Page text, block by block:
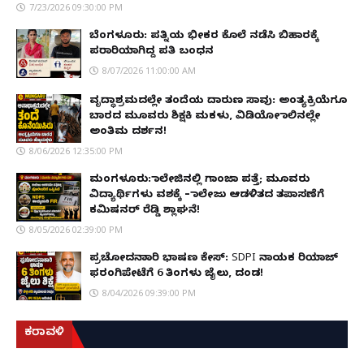
7/23/2026 09:30:00 PM
ಬೆಂಗಳೂರು: ಪತ್ನಿಯ ಭೀಕರ ಕೊಲೆ ನಡೆಸಿ ಬಿಹಾರಕ್ಕೆ
ಪರಾರಿಯಾಗಿದ್ದ ಪತಿ ಬಂಧನ
8/07/2026 11:00:00 AM
ವೃದ್ಧಾಶ್ರಮದಲ್ಲೇ ತಂದೆಯ ದಾರುಣ ಸಾವು: ಅಂತ್ಯಕ್ರಿಯೆಗೂ
ಬಾರದ ಮೂವರು ಶಿಕ್ಷಕಿ ಮಕಳು, ವಿಡಿಯೋ ಕಾಲಿನಲ್ಲೇ
ಅಂತಿಮ ದರ್ಶನ!
8/06/2026 12:35:00 PM
ಮಂಗಳೂರು: ಕಾಲೇಜಿನಲ್ಲಿ ಗಾಂಜಾ ಪತ್ತೆ; ಮೂವರು
ವಿದ್ಯಾರ್ಥಿಗಳು ವಶಕ್ಕೆ – ಕಾಲೇಜು ಆಡಳಿತದ ತಪಾಸಣೆಗೆ
ಕಮಿಷನರ್ ರೆಡ್ಡಿ ಶ್ಲಾಘನೆ!
8/05/2026 02:39:00 PM
ಪ್ರಚೋದನಾಕಾರಿ ಭಾಷಣ ಕೇಸ್: SDPI ನಾಯಕ ರಿಯಾಜ್
ಫರಂಗಿಪೇಟೆಗೆ 6 ತಿಂಗಳು ಜೈಲು, ದಂಡ!
8/04/2026 09:39:00 PM
ಕರಾವಳಿ